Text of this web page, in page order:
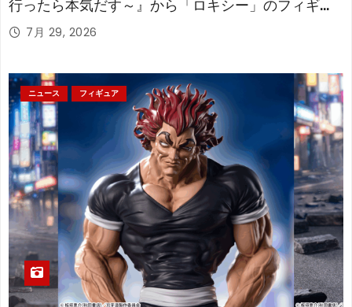
行ったら本気だす～』から「ロキシー」のフィギュ
アが登場！
7月 29, 2026
ニュース フィギュア